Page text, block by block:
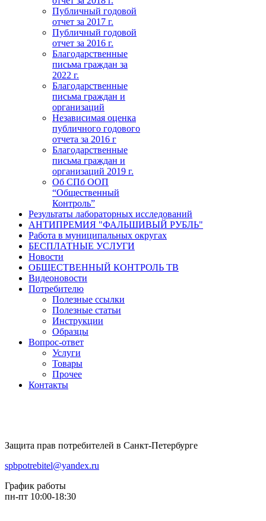
Публичный годовой
отчет за 2017 г.
Публичный годовой
отчет за 2016 г.
Благодарственные
письма граждан за
2022 г.
Благодарственные
письма граждан и
организаций
Независимая оценка
публичного годового
отчета за 2016 г
Благодарственные
письма граждан и
организаций 2019 г.
Об СПб ООП
“Общественный
Контроль”
Результаты лабораторных исследований
АНТИПРЕМИЯ "ФАЛЬШИВЫЙ РУБЛЬ"
Работа в муниципальных округах
БЕСПЛАТНЫЕ УСЛУГИ
Новости
ОБЩЕСТВЕННЫЙ КОНТРОЛЬ ТВ
Видеоновости
Потребителю
Полезные ссылки
Полезные статьи
Инструкции
Образцы
Вопрос-ответ
Услуги
Товары
Прочее
Контакты
Защита прав потребителей в Санкт-Петербурге
spbpotrebitel@yandex.ru
График работы
пн-пт 10:00-18:30